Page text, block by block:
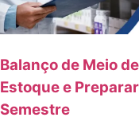
Balanço de Meio
Estoque e
Semestre